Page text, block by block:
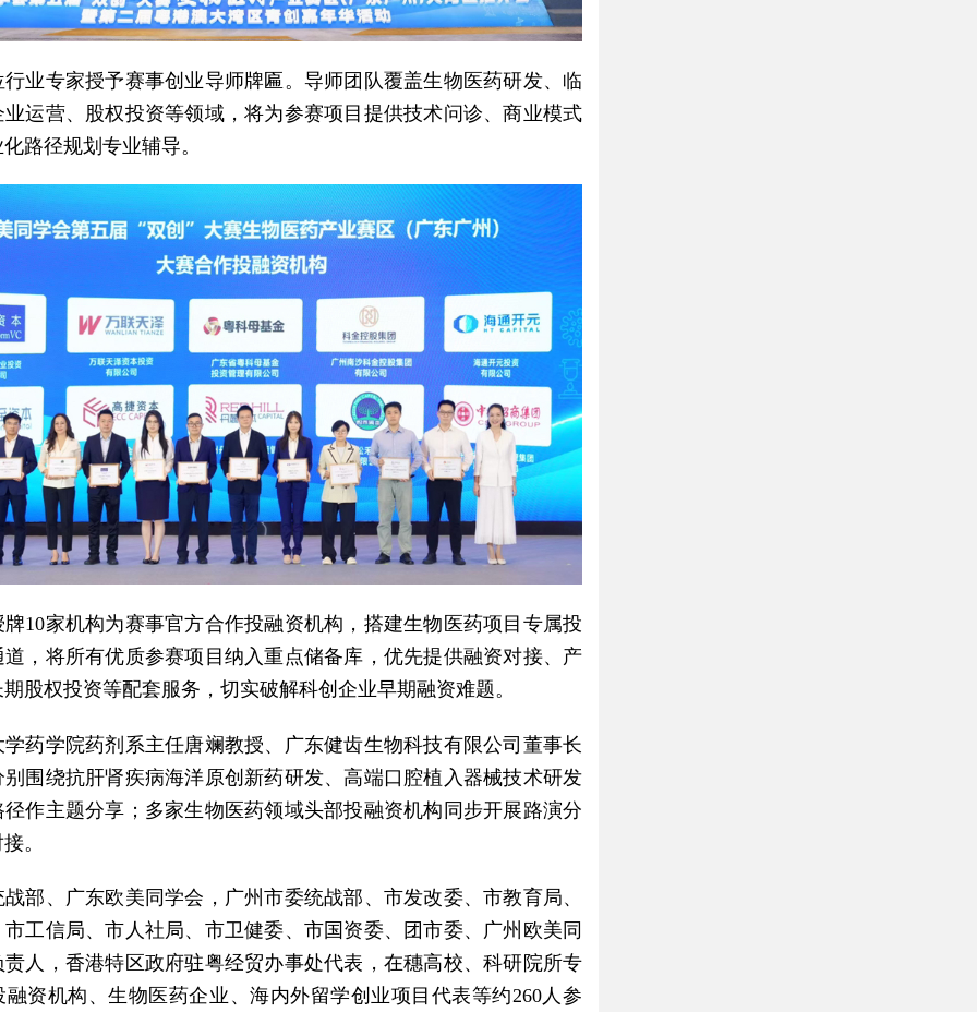
行业专家授予赛事创业导师牌匾。导师团队覆盖生物医药研发、临
运营、股权投资等领域，将为参赛项目提供技术问诊、商业模式
路径规划专业辅导。
10家机构为赛事官方合作投融资机构，搭建生物医药项目专属投
，将所有优质参赛项目纳入重点储备库，优先提供融资对接、产
股权投资等配套服务，切实破解科创企业早期融资难题。
药学院药剂系主任唐斓教授、广东健齿生物科技有限公司董事长
围绕抗肝肾疾病海洋原创新药研发、高端口腔植入器械技术研发
作主题分享；多家生物医药领域头部投融资机构同步开展路演分
。
部、广东欧美同学会，广州市委统战部、市发改委、市教育局、
工信局、市人社局、市卫健委、市国资委、团市委、广州欧美同
人，香港特区政府驻粤经贸办事处代表，在穗高校、科研院所专
融资机构、生物医药企业、海内外留学创业项目代表等约260人参